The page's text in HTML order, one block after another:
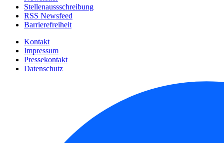
Stellenaussschreibung
RSS Newsfeed
Barrierefreiheit
Kontakt
Impressum
Pressekontakt
Datenschutz